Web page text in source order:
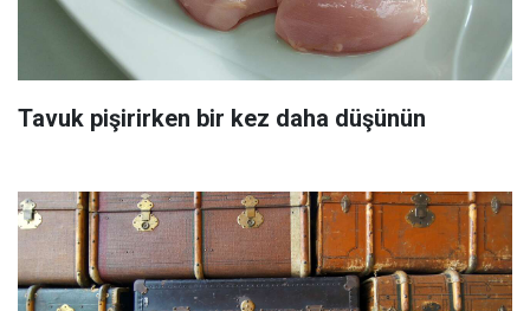
Tavuk pişirirken bir kez daha düşünün